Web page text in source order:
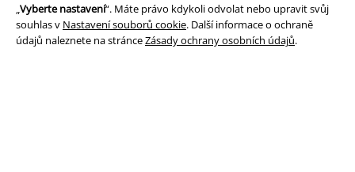
„Vyberte nastavení“. Máte právo kdykoli odvolat nebo upravit svůj
souhlas v Nastavení souborů cookie. Další informace o ochraně
údajů naleznete na stránceZásady ochrany osobních údajů.
Ochrana osobních údajů